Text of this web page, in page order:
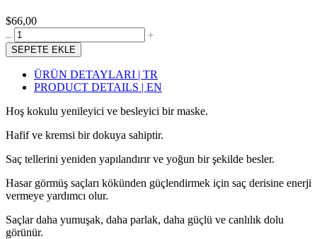
$66,00
SEPETE EKLE
ÜRÜN DETAYLARI | TR
PRODUCT DETAILS | EN
Hoş kokulu yenileyici ve besleyici bir maske.
Hafif ve kremsi bir dokuya sahiptir.
Saç tellerini yeniden yapılandırır ve yoğun bir şekilde besler.
Hasar görmüş saçları kökünden güçlendirmek için saç derisine enerji
vermeye yardımcı olur.
Saçlar daha yumuşak, daha parlak, daha güçlü ve canlılık dolu
görünür.